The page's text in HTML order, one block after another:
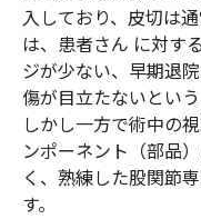
入しており、皮切は
は、患者さん に対す
ジが少ない、早期退
傷が目立たないとい
しかし一方で術中の
ンポーネント（部品
く、熟練した股関節
す。